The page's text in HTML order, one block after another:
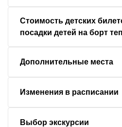
Стоимость детских
посадки детей на борт
Дополнительные места
Изменения в расписании
Выбор экскурсии